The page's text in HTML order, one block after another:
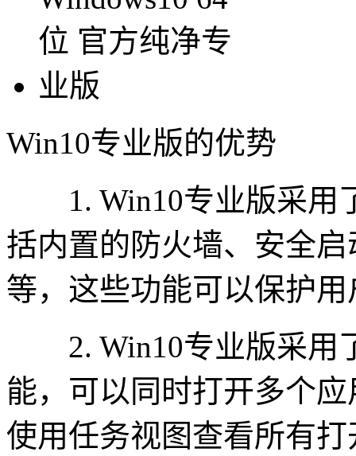
Win10专业版的优势
1. Win10专业版采用
括内置的防火墙、安全
等，这些功能可以保护
2. Win10专业版采用
能，可以同时打开多个
使用任务视图查看所有